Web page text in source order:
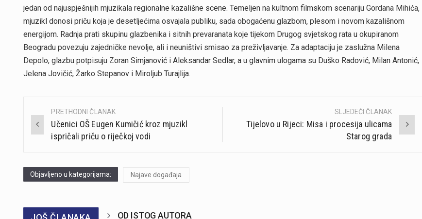
jedan od najuspješnijih mjuzikala regionalne kazališne scene. Temeljen na kultnom filmskom scenariju Gordana Mihića,
mjuzikl donosi priču koja je desetljećima osvajala publiku, sada obogaćenu glazbom, plesom i novom kazališnom
energijom. Radnja prati skupinu glazbenika i sitnih prevaranata koje tijekom Drugog svjetskog rata u okupiranom
Beogradu povezuju zajedničke nevolje, ali i neuništivi smisao za preživljavanje. Za adaptaciju je zaslužna Milena
Depolo, glazbu potpisuju Zoran Simjanović i Aleksandar Sedlar, a u glavnim ulogama su Duško Radović, Milan Antonić,
Jelena Jovičić, Žarko Stepanov i Miroljub Turajlija.
Post
navigation
PRETHODNI ČLANAK
Učenici OŠ Eugen Kumičić kroz mjuzikl
ispričali priču o riječkoj vodi
SLJEDEĆI ČLANAK
Tijelovo u Rijeci: Misa i procesija ulicama
Starog grada
Objavljeno u kategorijama: Najave događaja
OD ISTOG AUTORA